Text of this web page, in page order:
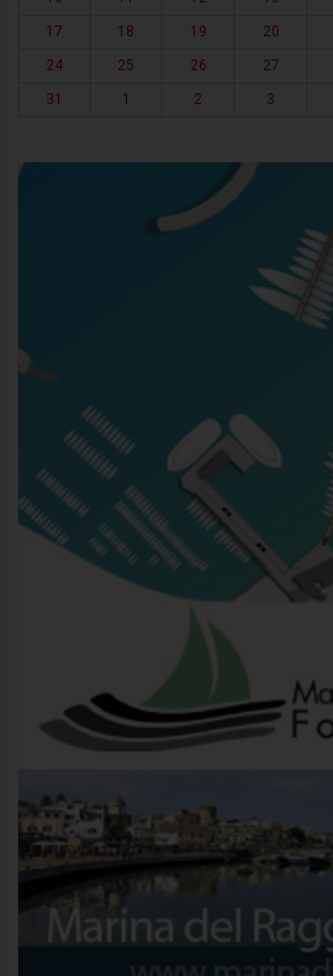
17
18 19 20
24
25 26 27
31
1 2 3